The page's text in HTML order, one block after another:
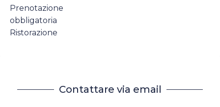
Prenotazione
obbligatoria
Ristorazione
Contattare via email